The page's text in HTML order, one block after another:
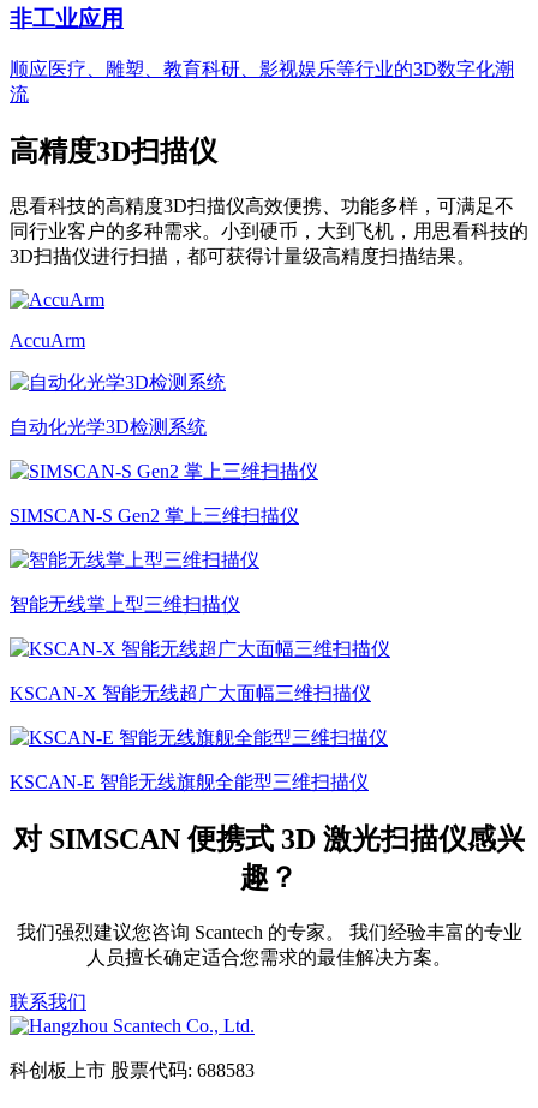
非工业应用
顺应医疗、雕塑、教育科研、影视娱乐等行业的3D数字化潮
流
高精度3D扫描仪
思看科技的高精度3D扫描仪高效便携、功能多样，可满足不
同行业客户的多种需求。小到硬币，大到飞机，用思看科技的
3D扫描仪进行扫描，都可获得计量级高精度扫描结果。
AccuArm
自动化光学3D检测系统
SIMSCAN-S Gen2 掌上三维扫描仪
智能无线掌上型三维扫描仪
KSCAN-X 智能无线超广大面幅三维扫描仪
KSCAN-E 智能无线旗舰全能型三维扫描仪
对 SIMSCAN 便携式 3D 激光扫描仪感兴
趣？
我们强烈建议您咨询 Scantech 的专家。 我们经验丰富的专业
人员擅长确定适合您需求的最佳解决方案。
联系我们
科创板上市 股票代码: 688583